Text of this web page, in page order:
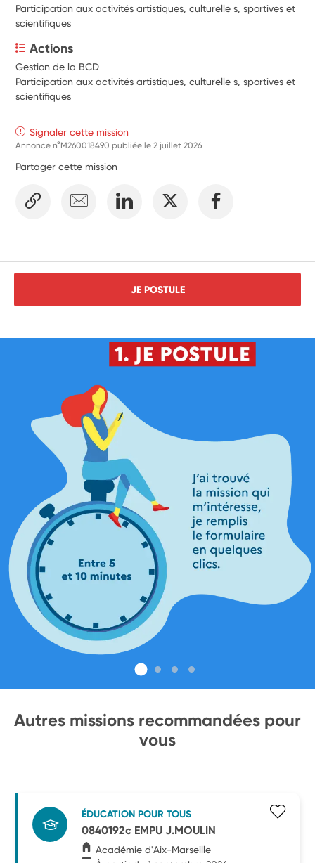
Participation aux activités artistiques, culturelle s, sportives et
scientifiques
Actions
Gestion de la BCD
Participation aux activités artistiques, culturelle s, sportives et
scientifiques
Signaler cette mission
Annonce n°M260018490 publiée le2 juillet 2026
Partager cette mission
JE POSTULE
Autres missions recommandées pour
vous
ÉDUCATION POUR TOUS
0840192c EMPU J.MOULIN
Académie d'Aix-Marseille